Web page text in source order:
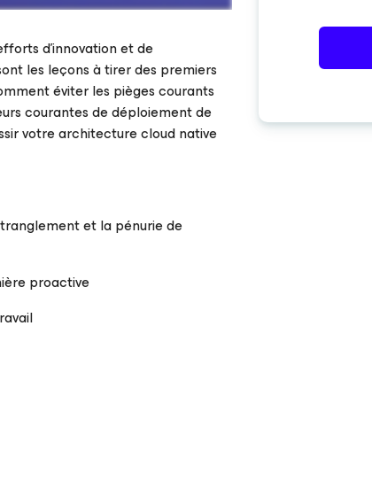
d’innovation et de
les leçons à tirer des premiers
éviter les pièges courants
courantes de déploiement de
votre architecture cloud native
et la pénurie de
proactive